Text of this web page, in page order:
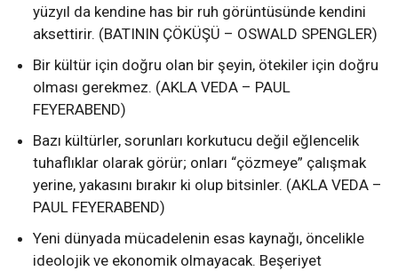
yüzyıl da kendine has bir ruh görüntüsünde kendini
aksettirir. (BATININ ÇÖKÜŞÜ – OSWALD SPENGLER)
Bir kültür için doğru olan bir şeyin, ötekiler için doğru
olması gerekmez. (AKLA VEDA – PAUL
FEYERABEND)
Bazı kültürler, sorunları korkutucu değil eğlencelik
tuhaflıklar olarak görür; onları “çözmeye” çalışmak
yerine, yakasını bırakır ki olup bitsinler. (AKLA VEDA –
PAUL FEYERABEND)
Yeni dünyada mücadelenin esas kaynağı, öncelikle
ideolojik ve ekonomik olmayacak. Beşeriyet